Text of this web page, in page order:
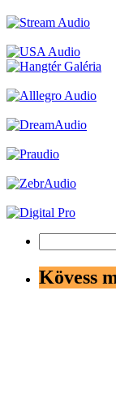
Kövess